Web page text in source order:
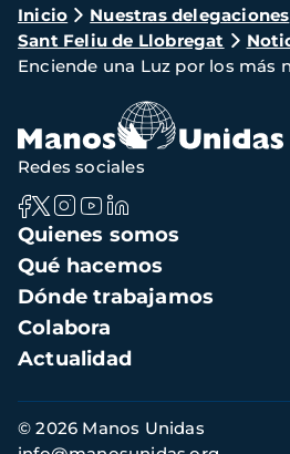
Ruta
de
navegación
Inicio
Nuestras delegaciones
Sant Feliu de Llobregat
Enciende una Luz por los más
Navegación
principal
Quienes somos
Qué hacemos
Dónde trabajamos
Colabora
Actualidad
Redes sociales
Información
de
© 2026 Manos Unidas